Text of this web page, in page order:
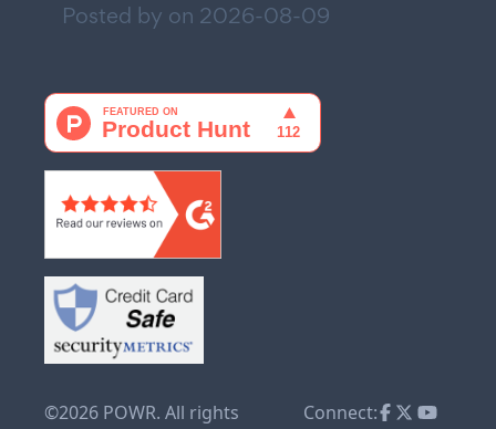
Posted by on 2026-08-09
©2026 POWR. All rights
Connect: